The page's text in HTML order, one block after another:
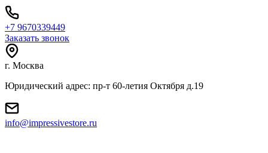
+7 9670339449
Заказать звонок
г. Москва
Юридический адрес: пр-т 60-летия Октября д.19
info@impressivestore.ru